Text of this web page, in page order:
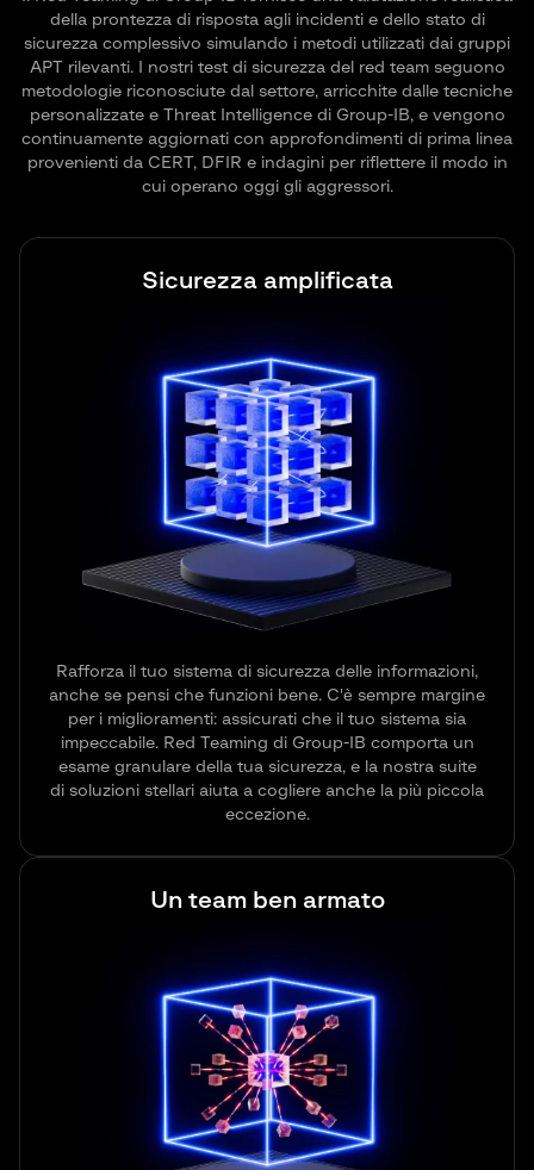
della prontezza di risposta agli incidenti e dello stato di
sicurezza complessivo simulando i metodi utilizzati dai gruppi
APT rilevanti. I nostri test di sicurezza del red team seguono
metodologie riconosciute dal settore, arricchite dalle tecniche
personalizzate e Threat Intelligence di Group-IB, e vengono
continuamente aggiornati con approfondimenti di prima linea
provenienti da CERT, DFIR e indagini per riflettere il modo in
cui operano oggi gli aggressori.
Sicurezza amplificata
Rafforza il tuo sistema di sicurezza delle informazioni,
anche se pensi che funzioni bene. C'è sempre margine
per i miglioramenti: assicurati che il tuo sistema sia
impeccabile. Red Teaming di Group-IB comporta un
esame granulare della tua sicurezza, e la nostra suite
di soluzioni stellari aiuta a cogliere anche la più piccola
eccezione.
Un team ben armato